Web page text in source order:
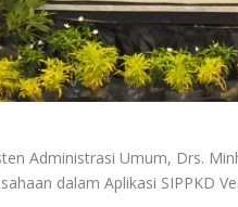
Administrasi Umum, Drs.
dalam Aplikasi SIPPKD